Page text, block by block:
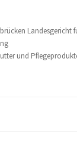
Landesgericht
und